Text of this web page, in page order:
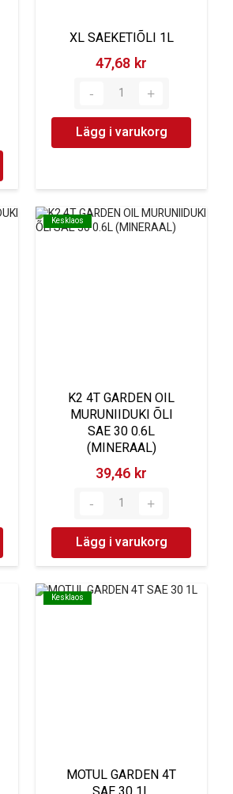
XL SAEKETIÕLI 1L
47,68 kr‎
Lägg i varukorg
Kesklaos
Kesklaos
K2 4T GARDEN OIL
MURUNIIDUKI ÕLI
SAE 30 0.6L
(MINERAAL)
39,46 kr‎
Lägg i varukorg
Kesklaos
Kesklaos
MOTUL GARDEN 4T